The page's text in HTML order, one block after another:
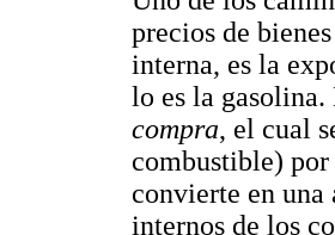
precios de
interna, es la
lo es la
compra, el cual
combustible)
convierte en
internos de los